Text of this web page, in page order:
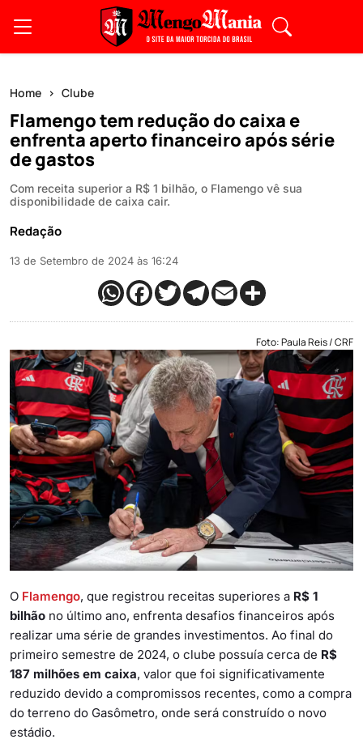
Home Clube
Flamengo tem redução do caixa e
enfrenta aperto financeiro após série
de gastos
Com receita superior a R$ 1 bilhão, o Flamengo vê sua
disponibilidade de caixa cair.
Redação
13 de Setembro de 2024 às 16:24
Foto: Paula Reis / CRF
O Flamengo, que registrou receitas superiores a R$ 1
bilhão no último ano, enfrenta desafios financeiros após
realizar uma série de grandes investimentos. Ao final do
primeiro semestre de 2024, o clube possuía cerca de R$
187 milhões em caixa, valor que foi significativamente
reduzido devido a compromissos recentes, como a compra
do terreno do Gasômetro, onde será construído o novo
estádio.